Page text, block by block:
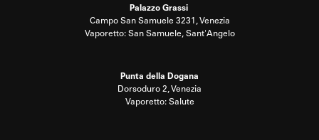
Palazzo Grassi
Campo San Samuele 3231, Venezia
Vaporetto: San Samuele, Sant'Angelo
Punta della Dogana
Dorsoduro 2, Venezia
Vaporetto: Salute